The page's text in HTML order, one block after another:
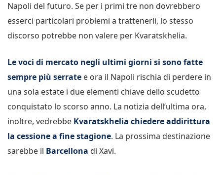
Napoli del futuro. Se per i primi tre non dovrebbero
esserci particolari problemi a trattenerli, lo stesso
discorso potrebbe non valere per Kvaratskhelia.
Le voci di mercato negli ultimi giorni si sono fatte
sempre più serrate e ora il Napoli rischia di perdere in
una sola estate i due elementi chiave dello scudetto
conquistato lo scorso anno. La notizia dell’ultima ora,
inoltre, vedrebbe Kvaratskhelia chiedere addirittura
la cessione a fine stagione. La prossima destinazione
sarebbe il Barcellona di Xavi.